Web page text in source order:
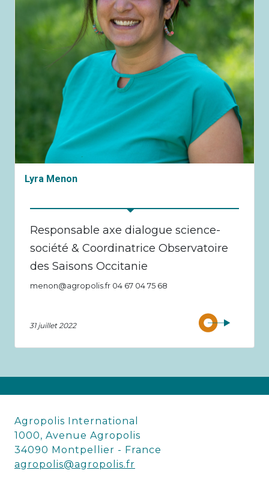
Lyra Menon
Responsable axe dialogue science-
société & Coordinatrice Observatoire
des Saisons Occitanie
menon@agropolis.fr 04 67 04 75 68
31 juillet 2022
Agropolis International
1000, Avenue Agropolis
34090 Montpellier - France
agropolis@agropolis.fr